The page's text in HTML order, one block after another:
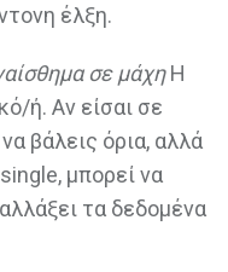
έλξη.
σε μάχηΗ
ή. Αν είσαι σε
βάλεις όρια, αλλά
μπορεί να
τα δεδομένα